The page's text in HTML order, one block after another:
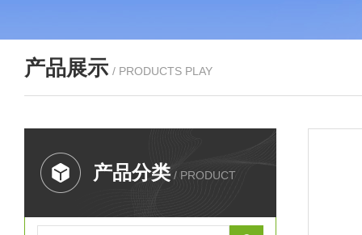
产品展示 / PRODUCTS PLAY
产品分类 / PRODUCT